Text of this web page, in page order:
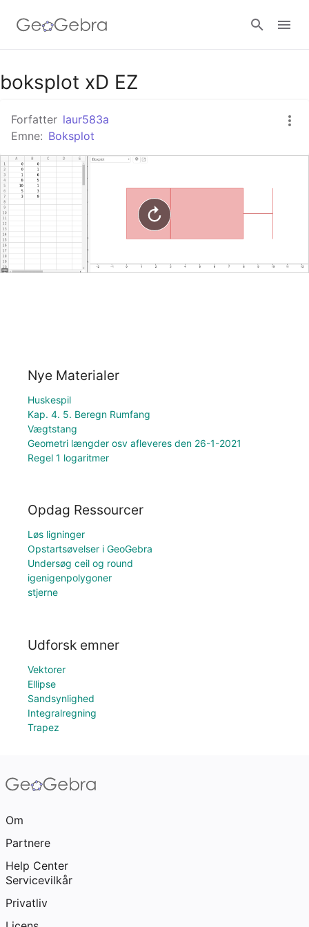
Google Classroom
GeoGebra Classroom
boksplot xD EZ
Forfatter laur583a
Emne: Boksplot
Nye Materialer
Huskespil
Kap. 4. 5. Beregn Rumfang
Vægtstang
Geometri længder osv afleveres den 26-1-2021
Regel 1 logaritmer
Opdag Ressourcer
Løs ligninger
Opstartsøvelser i GeoGebra
Undersøg ceil og round
igenigenpolygoner
stjerne
Udforsk emner
Vektorer
Ellipse
Sandsynlighed
Integralregning
Trapez
Om
Partnere
Help Center
Servicevilkår
Privatliv